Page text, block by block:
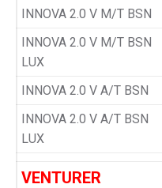
INNOVA 2.0 V M/T BSN
INNOVA 2.0 V M/T BSN
LUX
INNOVA 2.0 V A/T BSN
INNOVA 2.0 V A/T BSN
LUX
VENTURER